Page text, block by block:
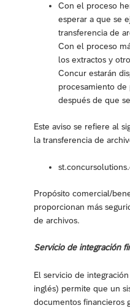
Con el proceso
esperar a que se
transferencia de
Con el proceso
los extractos y
Concur estarán
procesamiento
después de que
Este aviso se refiere al
la transferencia de
Propósito comercial/
proporcionan más
de archivos.
Servicio de integración
El servicio de
inglés) permite que un
documentos financieros